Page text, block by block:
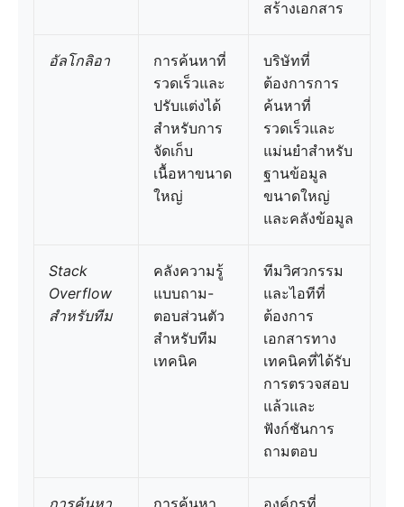
สร้างเอกสาร
อัลโกลิอา
การค้นหาที่
รวดเร็วและ
ปรับแต่งได้
สำหรับการ
จัดเก็บ
เนื้อหาขนาด
ใหญ่
บริษัทที่
ต้องการการ
ค้นหาที่
รวดเร็วและ
แม่นยำสำหรับ
ฐานข้อมูล
ขนาดใหญ่
และคลังข้อมูล
Stack
Overflow
สำหรับทีม
คลังความรู้
แบบถาม-
ตอบส่วนตัว
สำหรับทีม
เทคนิค
ทีมวิศวกรรม
และไอทีที่
ต้องการ
เอกสารทาง
เทคนิคที่ได้รับ
การตรวจสอบ
แล้วและ
ฟังก์ชันการ
ถามตอบ
การค้นหา
การค้นหา
องค์กรที่